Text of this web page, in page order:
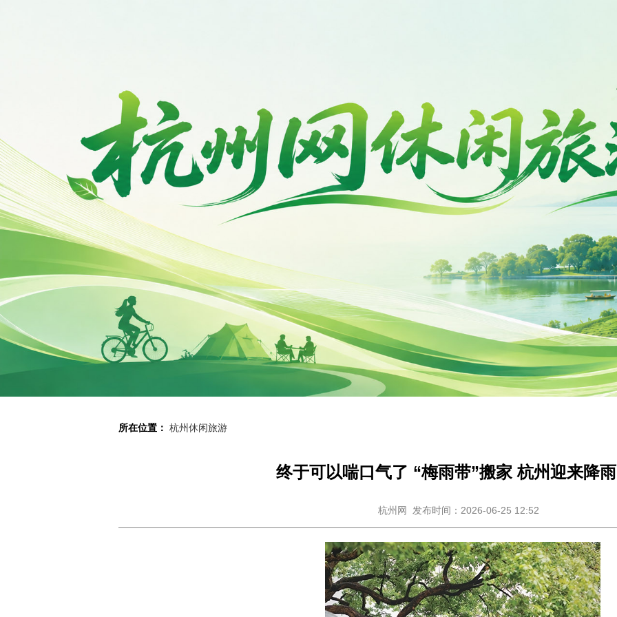
所在位置： 杭州休闲旅游
终于可以喘口气了 “梅雨带”搬家 杭州迎来降
杭州网 发布时间：2026-06-25 12:52